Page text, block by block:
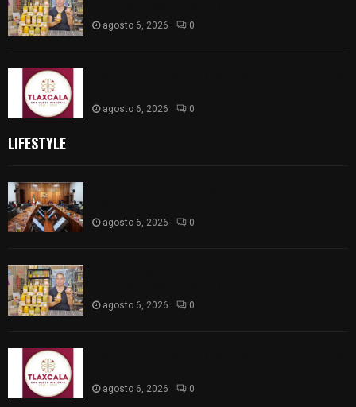
agosto 6, 2026 0
agosto 6, 2026 0
LIFESTYLE
agosto 6, 2026 0
agosto 6, 2026 0
agosto 6, 2026 0